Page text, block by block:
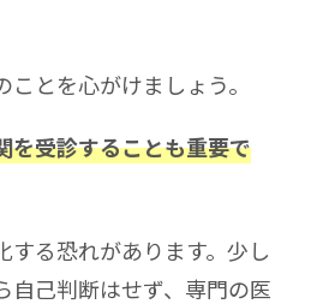
とを心がけましょう。
を受診することも重要で
する恐れがあります。少し
自己判断はせず、専門の医